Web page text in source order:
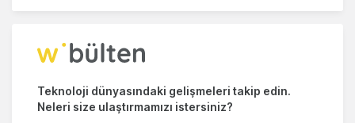
Teknoloji dünyasındaki gelişmeleri takip edin.
Neleri size ulaştırmamızı istersiniz?